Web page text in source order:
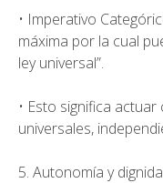
• Imperativo
máxima por la cual
ley universal”.
• Esto significa
universales,
5. Autonomía y